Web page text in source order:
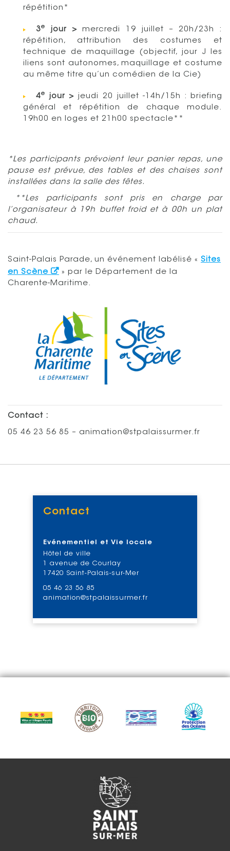
répétition*
3e jour > mercredi 19 juillet – 20h/23h :
répétition, attribution des costumes et
technique de maquillage (objectif, jour J les
iliens sont autonomes, maquillage et costume
au même titre qu’un comédien de la Cie)
4e jour > jeudi 20 juillet -14h/15h : briefing
général et répétition de chaque module.
19h00 en loges et 21h00 spectacle**
*Les participants prévoient leur panier repas, une
pause est prévue, des tables et des chaises sont
installées dans la salle des fêtes.
**Les participants sont pris en charge par
l’organisateur à 19h buffet froid et à 00h un plat
chaud.
Saint-Palais Parade, un événement labélisé « Sites
en Scène
» par le Département de la
Charente-Maritime.
Contact :
05 46 23 56 85 – animation@stpalaissurmer.fr
Contact
Evénementiel et Vie locale
Hôtel de ville
1 avenue de Courlay
17420 Saint-Palais-sur-Mer
05 46 23 56 85
animation@stpalaissurmer.fr